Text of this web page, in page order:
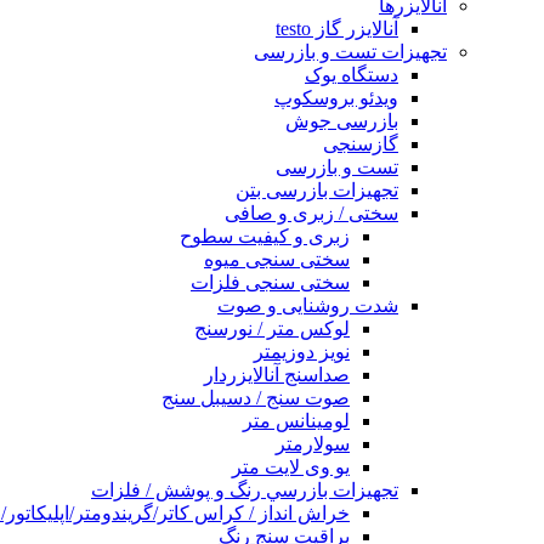
آنالایزرها
آنالایزر گاز testo
تجهیزات تست و بازرسی
دستگاه یوک
ویدئو بروسکوپ
بازرسی جوش
گازسنجی
تست و بازرسی
تجهیزات بازرسی بتن
سختی / زبری و صافی
زبری و کیفیت سطوح
سختی سنجی میوه
سختی سنجی فلزات
شدت روشنایی و صوت
لوکس متر / نورسنج
نویز دوزیمتر
صداسنج آنالایزردار
صوت سنج / دسیبل سنج
لومینانس متر
سولارمتر
یو وی لایت متر
تجهیزات بازرسي رنگ و پوشش / فلزات
خراش انداز / کراس کاتر/گریندومتر/
براقیت سنج رنگ